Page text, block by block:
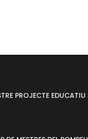
PROJECTE EDUCATIU